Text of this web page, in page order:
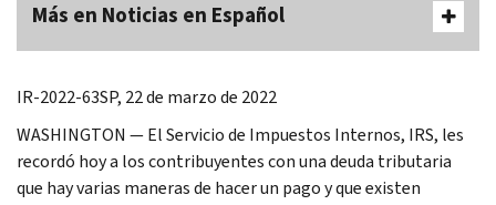
Más en Noticias en Español
IR-2022-63SP, 22 de marzo de 2022
WASHINGTON ― El Servicio de Impuestos Internos, IRS, les
recordó hoy a los contribuyentes con una deuda tributaria
que hay varias maneras de hacer un pago y que existen